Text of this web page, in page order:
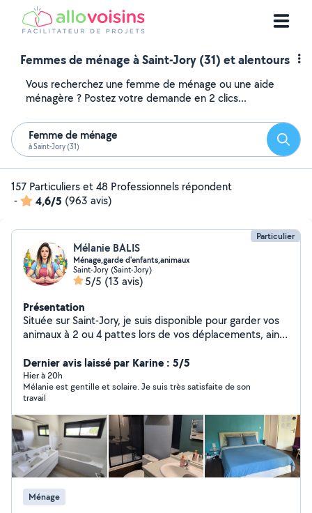
Femmes de ménage à Saint-Jory (31) et alentours
Vous recherchez une femme de ménage ou une aide
ménagère ? Postez votre demande en 2 clics...
Femme de ménage
à Saint-Jory (31)
157 Particuliers et 48 Professionnels répondent
-
4,6/5 (963 avis)
Particulier
Mélanie BALIS
Ménage,garde d'enfants,animaux
Saint-Jory (Saint-Jory)
5/5 (13 avis)
Présentation
Située sur Saint-Jory, je suis disponible pour garder vos
animaux à 2 ou 4 pattes lors de vos déplacements, ainsi
pour garder vos enfants en bas âge 7/7j, en période de
vacances scolaires. Disponible pour faire le ménage, la
blanchisserie pour les Airbnb 7/7j Munie d'une machine à
laver de 15 kg vous pouvez me confier vos couettes,
draps... Je suis sympathique, minutieuse, ambitieuse,
réactive, compétente dans tout ce que j'entreprends
N'hésitez pas à me contacter, je serai ravie de vous
répondre A très bientôt
Dernier avis laissé par Karine : 5/5
Hier à 20h
Mélanie est gentille et solaire. Je suis très satisfaite de son
travail
Ménage